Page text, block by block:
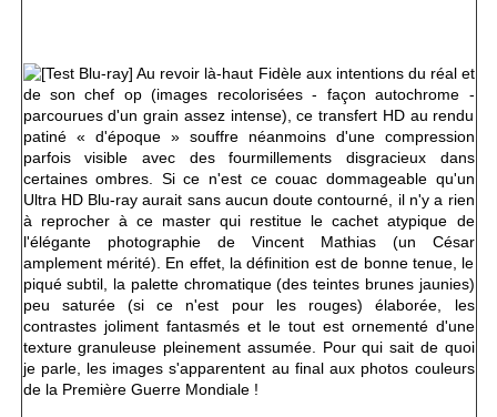
Fidèle aux intentions du réal et
de son chef op (images recolorisées - façon autochrome -
parcourues d'un grain assez intense), ce transfert HD au rendu
patiné « d'époque » souffre néanmoins d'une compression
parfois visible avec des fourmillements disgracieux dans
certaines ombres. Si ce n'est ce couac dommageable qu'un
Ultra HD Blu-ray aurait sans aucun doute contourné, il n'y a rien
à reprocher à ce master qui restitue le cachet atypique de
l'élégante photographie de Vincent Mathias (un César
amplement mérité). En effet, la définition est de bonne tenue, le
piqué subtil, la palette chromatique (des teintes brunes jaunies)
peu saturée (si ce n'est pour les rouges) élaborée, les
contrastes joliment fantasmés et le tout est ornementé d'une
texture granuleuse pleinement assumée. Pour qui sait de quoi
je parle, les images s'apparentent au final aux photos couleurs
de la Première Guerre Mondiale !